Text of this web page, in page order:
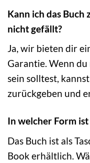
Kann ich das Buch
nicht gefällt?
Ja, wir bieten dir
Garantie. Wenn
sein solltest,
zurückgeben und
In welcher Form
Das Buch ist als
Book erhältlich.